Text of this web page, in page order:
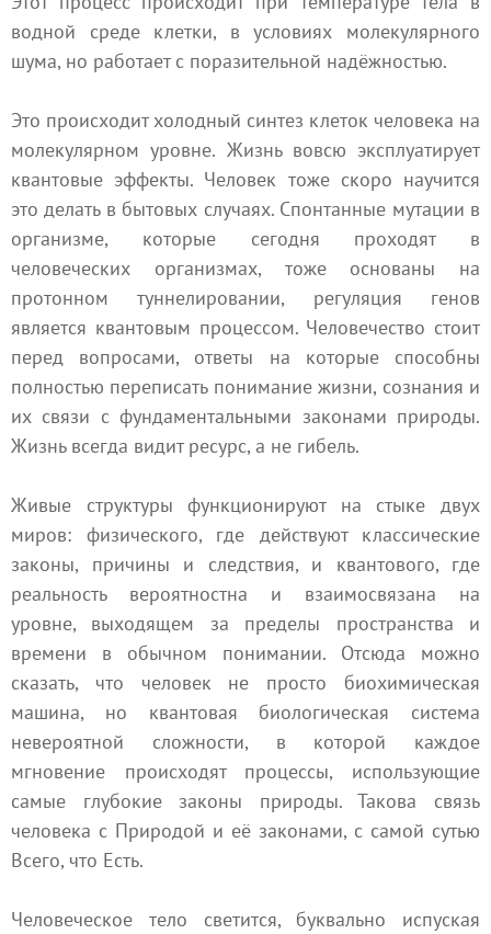
водной среде клетки, в условиях молекулярного
шума, но работает с поразительной надёжностью.
Это происходит холодный синтез клеток человека на
молекулярном уровне. Жизнь вовсю эксплуатирует
квантовые эффекты. Человек тоже скоро научится
это делать в бытовых случаях. Спонтанные мутации в
организме, которые сегодня проходят в
человеческих организмах, тоже основаны на
протонном туннелировании, регуляция генов
является квантовым процессом. Человечество стоит
перед вопросами, ответы на которые способны
полностью переписать понимание жизни, сознания и
их связи с фундаментальными законами природы.
Жизнь всегда видит ресурс, а не гибель.
Живые структуры функционируют на стыке двух
миров: физического, где действуют классические
законы, причины и следствия, и квантового, где
реальность вероятностна и взаимосвязана на
уровне, выходящем за пределы пространства и
времени в обычном понимании. Отсюда можно
сказать, что человек не просто биохимическая
машина, но квантовая биологическая система
невероятной сложности, в которой каждое
мгновение происходят процессы, использующие
самые глубокие законы природы. Такова связь
человека с Природой и её законами, с самой сутью
Всего, что Есть.
Человеческое тело светится, буквально испуская